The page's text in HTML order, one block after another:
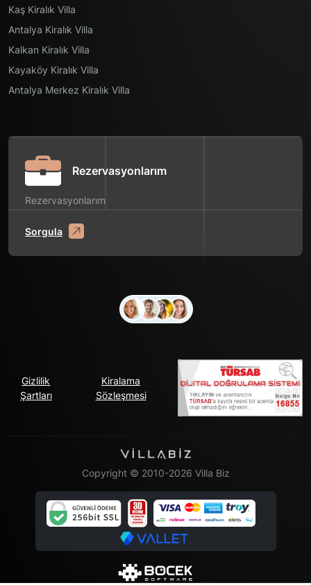
Kaş Kiralık Villa
Antalya Kiralık Villa
Kalkan Kiralık Villa
Kayaköy Kiralık Villa
Antalya Merkez Kiralık Villa
Rezervasyonlarım
Rezervasyonlarım
Sorgula
Gizlilik
Şartları
Kiralama
Sözleşmesi
Copyright © 2010-2026 Villa Biz